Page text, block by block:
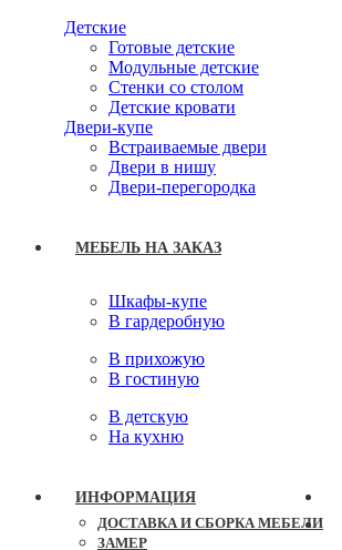
Детские
Готовые детские
Модульные детские
Стенки со столом
Детские кровати
Двери-купе
Встраиваемые двери
Двери в нишу
Двери-перегородка
МЕБЕЛЬ НА ЗАКАЗ
Шкафы-купе
В гардеробную
В прихожую
В гостиную
В детскую
На кухню
ИНФОРМАЦИЯ
ДОСТАВКА И СБОРКА МЕБЕЛИ
ЗАМЕР